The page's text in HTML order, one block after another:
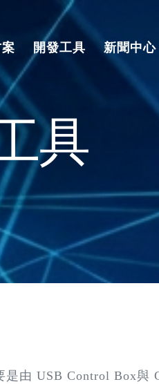
開發工具 新聞中心
具
由 USB Control Box與